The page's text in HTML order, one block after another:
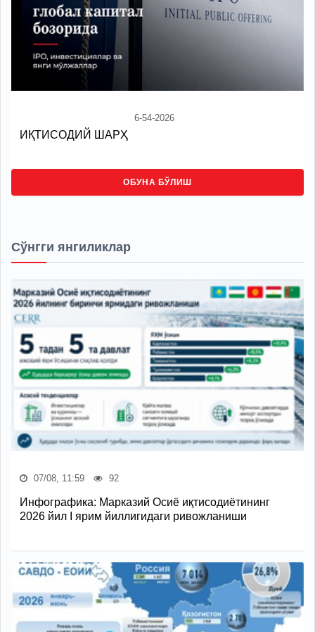
6-54-2026
ИҚТИСОДИЙ ШАРҲ
ОБУНА БЎЛИШ
Сўнгги янгиликлар
07/08, 11:59 92
Инфографика: Марказий Осиё иқтисодиётининг
2026 йил I ярим йиллигидаги ривожланиши